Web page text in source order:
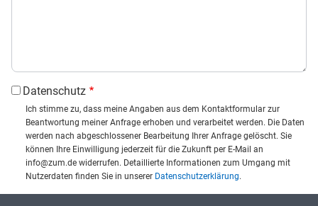
Datenschutz
Ich stimme zu, dass meine Angaben aus dem Kontaktformular zur
Beantwortung meiner Anfrage erhoben und verarbeitet werden. Die Daten
werden nach abgeschlossener Bearbeitung Ihrer Anfrage gelöscht. Sie
können Ihre Einwilligung jederzeit für die Zukunft per E-Mail an
info@zum.de widerrufen. Detaillierte Informationen zum Umgang mit
Nutzerdaten finden Sie in unserer Datenschutzerklärung.